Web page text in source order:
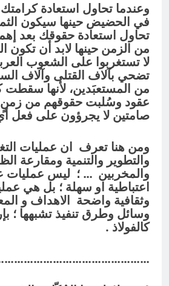
وعندما تحاول استعادة
في الحضيض حينها سيكون
تحاول استعادة حقوقك بعد
من الزمن حينها لابد أن تكون
لا تستغربوا على الشعوب
تضحي بآلاف القتلى وآلاف
من المستعبَدين، لأنها سقطت
عقود وسُلبت حقوقهم من زمنٍ
صامتين لا يجرؤون على فعل
ومن هنا تعرف ان عمليات
والتطوير والتنمية ومقارعة
والمخربين … ؛ ليس عمليات
اعتباطية او سهلة ؛ بل هي
وثقافية واضحة الاهداف و
وسائل وطرق تنفيذ تشبهها ؛
كالفولاذ .